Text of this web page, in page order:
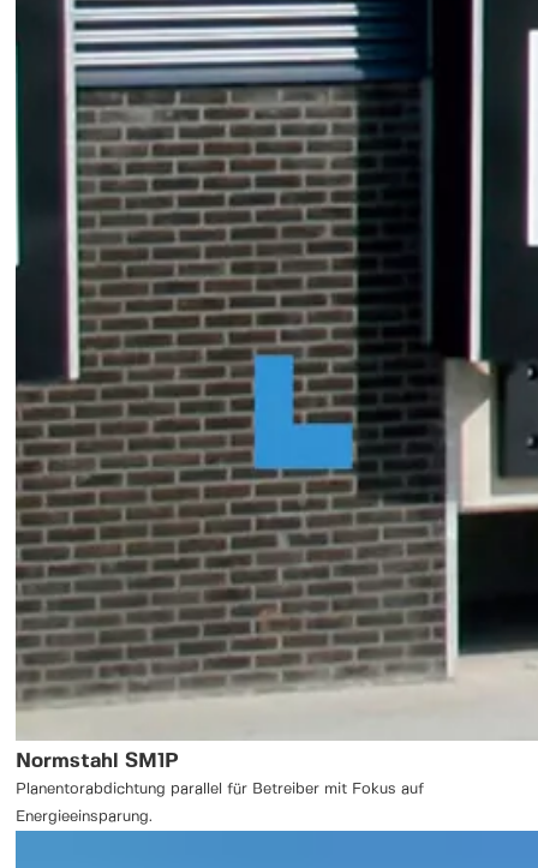
Normstahl SM1P
Planentorabdichtung parallel für Betreiber mit Fokus auf
Energieeinsparung.